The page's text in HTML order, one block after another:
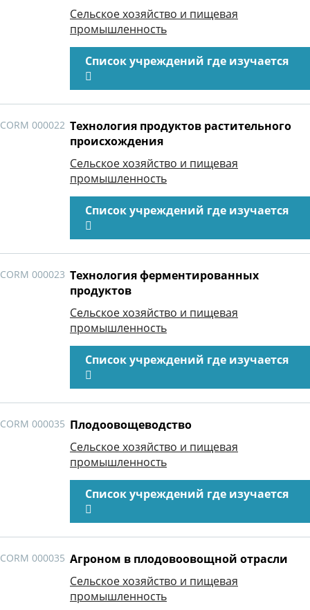
Сельское хозяйство и пищевая
промышленность
Список учреждений где изучается
CORM 000022 Технология продуктов растительного
происхождения
Сельское хозяйство и пищевая
промышленность
Список учреждений где изучается
CORM 000023 Технология ферментированных
продуктов
Сельское хозяйство и пищевая
промышленность
Список учреждений где изучается
CORM 000035 Плодоовощеводство
Сельское хозяйство и пищевая
промышленность
Список учреждений где изучается
CORM 000035 Агроном в плодовоовощной отрасли
Сельское хозяйство и пищевая
промышленность